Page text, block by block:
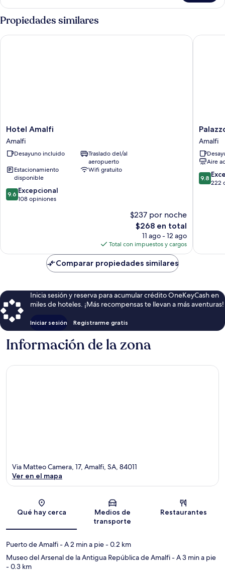
triple
superior,
vista
mar
Propiedades similares
Hotel
Amalfi
Amalfi
Hotel Amalfi
Amalfi
Desayuno incluido
Traslado del/al
aeropuerto
Estacionamiento
disponible
Wifi gratuito
9.6
de
9.6 Excepcional
108 opiniones
$237 por noche
El
precio
actual
es
de
$268
$268 en total
11 ago - 12 ago
Total con impuestos y cargos
Hotel Amalfi
Palazzo
Amalfi
Amalfi
Aire
9.8
de
9.8
222
Palazzo
Comparar propiedades similares
Inicia sesión y reserva para acumular crédito OneKeyCash en
miles de hoteles. ¡Más recompensas te llevan a más aventuras!
Iniciar sesión Registrarme gratis
Información de la zona
Sección del mapa
Via Matteo Camera, 17, Amalfi, SA, 84011
Ver en el mapa
Qué hay cerca
Medios de
transporte
Restaurantes
Puerto de Amalfi- A 2 min a pie- 0.2 km
Museo del Arsenal de la Antigua República de Amalfi- A 3 min a pie
- 0.3 km